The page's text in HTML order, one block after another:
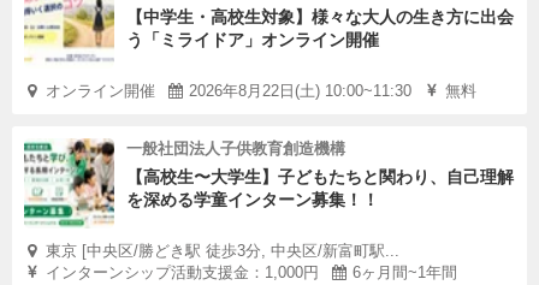
【中学生・高校生対象】様々な大人の生き方に出会
う「ミライドア」オンライン開催
オンライン開催 2026年8月22日(土) 10:00~11:30 無料
一般社団法人子供教育創造機構
【高校生〜大学生】子どもたちと関わり、自己理解
を深める学童インターン募集！！
東京 [中央区/勝どき駅 徒歩3分, 中央区/新富町駅...
インターンシップ活動支援金：1,000円
6ヶ月間~1年間